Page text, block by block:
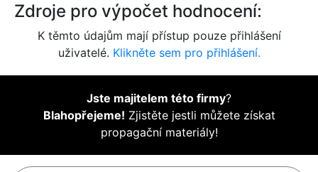
Zdroje pro výpočet hodnocení:
K těmto údajům mají přístup pouze přihlášení
uživatelé. Klikněte sem pro přihlášení.
Jste majitelem této firmy?
Blahopřejeme! Zjistěte jestli můžete získat
propagační materiály!